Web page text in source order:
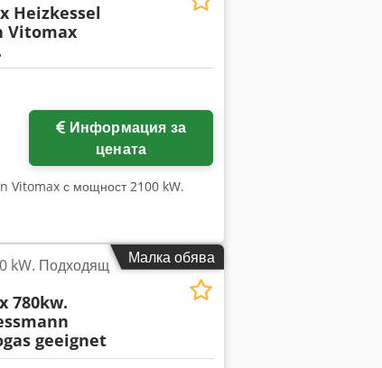
Heizkessel
Vitomax
цената
Vitomax с мощност 2100 kW.
Малка обява
kW. Подходящ
780kw.
geeignet